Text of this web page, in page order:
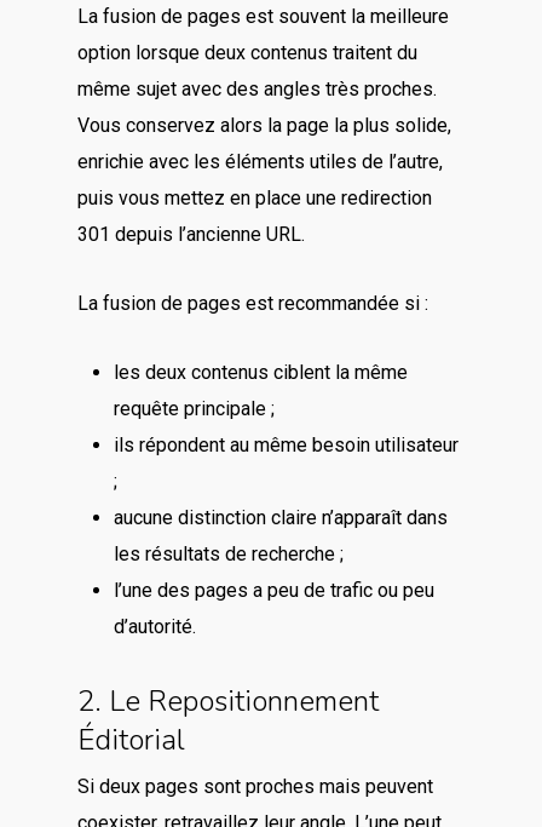
La fusion de pages est souvent la meilleure
option lorsque deux contenus traitent du
même sujet avec des angles très proches.
Vous conservez alors la page la plus solide,
enrichie avec les éléments utiles de l’autre,
puis vous mettez en place une redirection
301 depuis l’ancienne URL.
La fusion de pages est recommandée si :
les deux contenus ciblent la même
requête principale ;
ils répondent au même besoin utilisateur
;
aucune distinction claire n’apparaît dans
les résultats de recherche ;
l’une des pages a peu de trafic ou peu
d’autorité.
2. Le Repositionnement
Éditorial
Si deux pages sont proches mais peuvent